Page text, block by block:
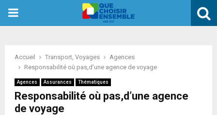
PRIMARY
Accueil Transport, Voyages
Agences
Responsabilité où pas,d’une agence de voyage
Agences Assurances Thématiques
Responsabilité où pas,d’une agence
de voyage